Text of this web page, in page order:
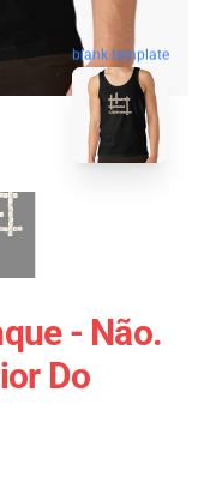
blank template
- Não.
Do